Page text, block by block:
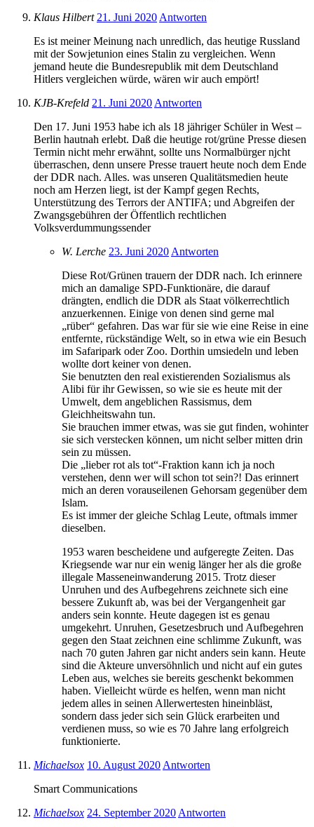
Klaus Hilbert 21. Juni 2020 Antworten
Es ist meiner Meinung nach unredlich, das heutige Russland
mit der Sowjetunion eines Stalin zu vergleichen. Wenn
jemand heute die Bundesrepublik mit dem Deutschland
Hitlers vergleichen würde, wären wir auch empört!
KJB-Krefeld 21. Juni 2020 Antworten
Den 17. Juni 1953 habe ich als 18 jähriger Schüler in West –
Berlin hautnah erlebt. Daß die heutige rot/grüne Presse diesen
Termin nicht mehr erwähnt, sollte uns Normalbürger njcht
überraschen, denn unsere Presse trauert heute noch dem Ende
der DDR nach. Alles. was unseren Qualitätsmedien heute
noch am Herzen liegt, ist der Kampf gegen Rechts,
Unterstützung des Terrors der ANTIFA; und Abgreifen der
Zwangsgebühren der Öffentlich rechtlichen
Volksverdummungssender
W. Lerche 23. Juni 2020 Antworten
Diese Rot/Grünen trauern der DDR nach. Ich erinnere
mich an damalige SPD-Funktionäre, die darauf
drängten, endlich die DDR als Staat völkerrechtlich
anzuerkennen. Einige von denen sind gerne mal
„rüber“ gefahren. Das war für sie wie eine Reise in eine
entfernte, rückständige Welt, so in etwa wie ein Besuch
im Safaripark oder Zoo. Dorthin umsiedeln und leben
wollte dort keiner von denen.
Sie benutzten den real existierenden Sozialismus als
Alibi für ihr Gewissen, so wie sie es heute mit der
Umwelt, dem angeblichen Rassismus, dem
Gleichheitswahn tun.
Sie brauchen immer etwas, was sie gut finden, wohinter
sie sich verstecken können, um nicht selber mitten drin
sein zu müssen.
Die „lieber rot als tot“-Fraktion kann ich ja noch
verstehen, denn wer will schon tot sein?! Das erinnert
mich an deren vorauseilenen Gehorsam gegenüber dem
Islam.
Es ist immer der gleiche Schlag Leute, oftmals immer
dieselben.
1953 waren bescheidene und aufgeregte Zeiten. Das
Kriegsende war nur ein wenig länger her als die große
illegale Masseneinwanderung 2015. Trotz dieser
Unruhen und des Aufbegehrens zeichnete sich eine
bessere Zukunft ab, was bei der Vergangenheit gar
anders sein konnte. Heute dagegen ist es genau
umgekehrt. Unruhen, Gesetzesbruch und Aufbegehren
gegen den Staat zeichnen eine schlimme Zukunft, was
nach 70 guten Jahren gar nicht anders sein kann. Heute
sind die Akteure unversöhnlich und nicht auf ein gutes
Leben aus, welches sie bereits geschenkt bekommen
haben. Vielleicht würde es helfen, wenn man nicht
jedem alles in seinen Allerwertesten hineinbläst,
sondern dass jeder sich sein Glück erarbeiten und
verdienen muss, so wie es 70 Jahre lang erfolgreich
funktionierte.
Michaelsox 10. August 2020 Antworten
Smart Communications
Michaelsox 24. September 2020 Antworten